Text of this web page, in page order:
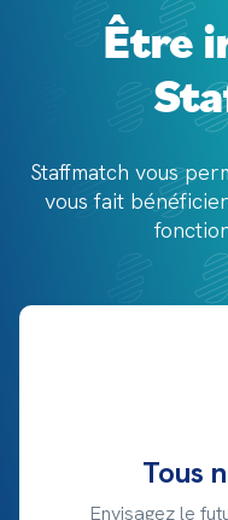
Être
Staffmatch vous
vous fait
Tous
Envisagez le